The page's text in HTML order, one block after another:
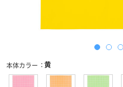
本体カラー 黄